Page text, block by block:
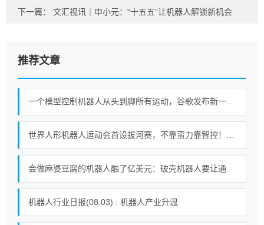
下一篇： 文汇视讯｜申小元：“十五五”让机器人解锁新机会
推荐文章
机器人行业日报(08.03) : 机器人产业升温